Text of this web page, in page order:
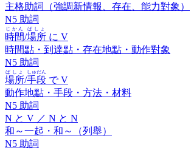
主格助詞（強調新情報、存在、能力對象）
N5 助詞
時間
じかん
/場所
ばしょ
に V
時間點・到達點・存在地點・動作對象
N5 助詞
場所
ばしょ
/手段
しゅだん
でV
動作地點・手段・方法・材料
N5 助詞
N と V ／ N と N
和～一起・和～（列舉）
N5 助詞